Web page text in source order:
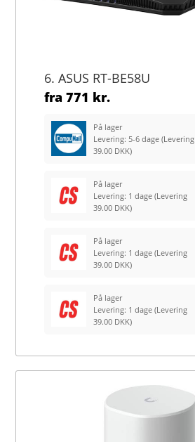
6. ASUS RT-BE58U
fra771 kr.
På lager
Levering: 5-6 dage(Levering
39.00 DKK)
På lager
Levering: 1 dage(Levering
39.00 DKK)
På lager
Levering: 1 dage(Levering
39.00 DKK)
På lager
Levering: 1 dage(Levering
39.00 DKK)